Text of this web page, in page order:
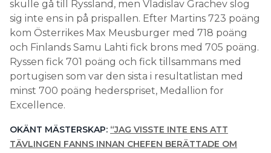
skulle gå till Ryssland, men Vladislav Grachev slog
sig inte ens in på prispallen. Efter Martins 723 poäng
kom Österrikes Max Meusburger med 718 poäng
och Finlands Samu Lahti fick brons med 705 poäng.
Ryssen fick 701 poäng och fick tillsammans med
portugisen som var den sista i resultatlistan med
minst 700 poäng hederspriset, Medallion for
Excellence.
OKÄNT MÄSTERSKAP: “JAG VISSTE INTE ENS ATT
TÄVLINGEN FANNS INNAN CHEFEN BERÄTTADE OM